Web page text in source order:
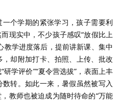
个学期的紧张学习，孩子需要利
现实中，不少孩子感叹“放假比上
教学进度落后，提前讲新课、集中
却附加打卡、拍照、上传、批改
学评价”“夏令营选拔”，表面上丰
转。如此一来，暑假虽然被写入
教师也被迫成为随时待命的“万能